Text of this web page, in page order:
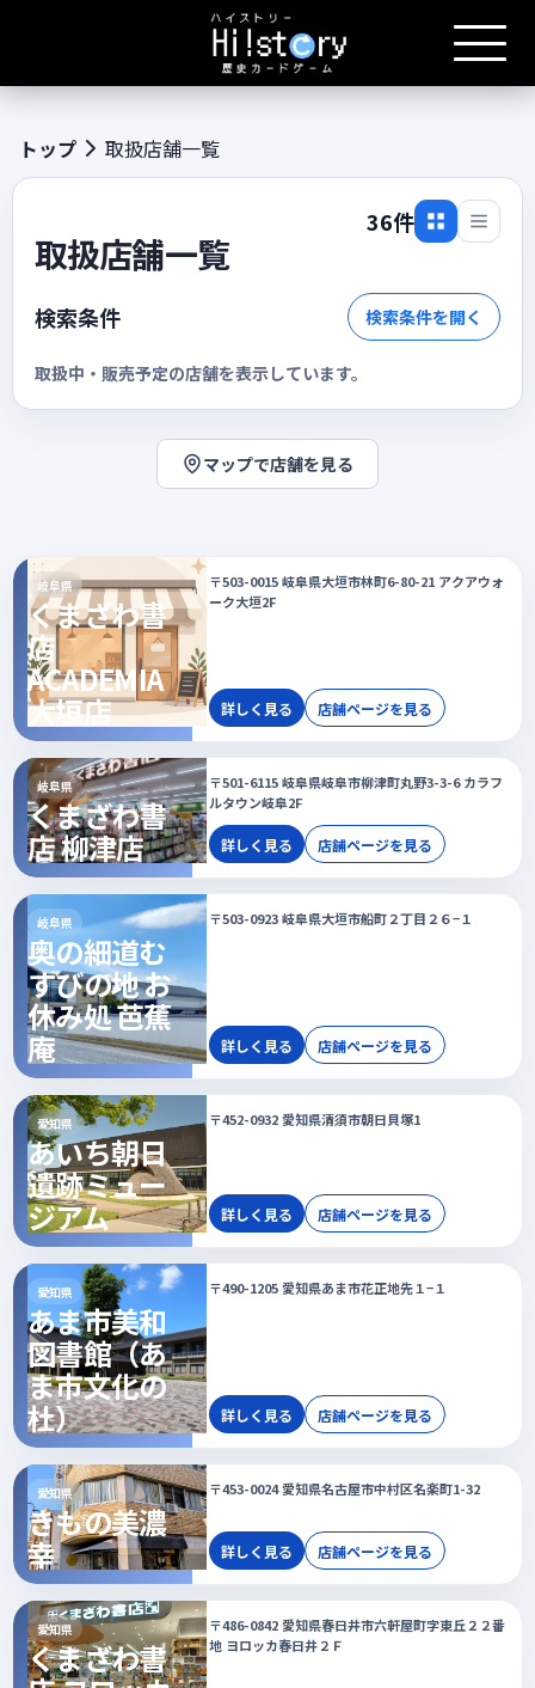
トップ 取扱店舗一覧
取扱店舗一覧
36件
検索条件 検索条件を開く
取扱中・販売予定の店舗を表示しています。
マップで店舗を見る
岐阜県
くまざわ書
店
ACADEMIA
大垣店
〒503-0015 岐阜県大垣市林町6-80-21 アクアウォ
ーク大垣2F
詳しく見る 店舗ページを見る
岐阜県
くまざわ書
店 柳津店
〒501-6115 岐阜県岐阜市柳津町丸野3-3-6 カラフ
ルタウン岐阜2F
詳しく見る 店舗ページを見る
岐阜県
奥の細道む
すびの地 お
休み処 芭蕉
庵
〒503-0923 岐阜県大垣市船町２丁目２６−１
詳しく見る 店舗ページを見る
愛知県
あいち朝日
遺跡ミュー
ジアム
〒452-0932 愛知県清須市朝日貝塚1
詳しく見る 店舗ページを見る
愛知県
あま市美和
図書館（あ
ま市文化の
杜）
〒490-1205 愛知県あま市花正地先１−１
詳しく見る 店舗ページを見る
愛知県
きもの美濃
幸
〒453-0024 愛知県名古屋市中村区名楽町1-32
詳しく見る 店舗ページを見る
愛知県
くまざわ書
〒486-0842 愛知県春日井市六軒屋町字東丘２２番
地 ヨロッカ春日井２Ｆ